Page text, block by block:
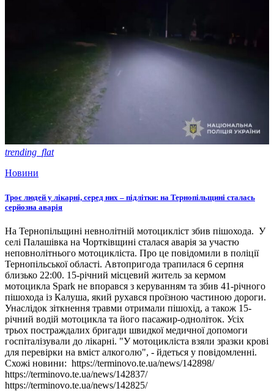
trending_flat
Новини
Троє людей у лікарні, серед них – підлітки: на Тернопільщині сталась
серйозна аварія
На Тернопільщині невнолітній мотоцикліст збив пішохода. У
селі Палашівка на Чортківщині сталася аварія за участю
неповнолітнього мотоцикліста. Про це повідомили в поліції
Тернопільської області. Автопригода трапилася 6 серпня
близько 22:00. 15-річний місцевий житель за кермом
мотоцикла Spark не впорався з керуванням та збив 41-річного
пішохода із Калуша, який рухався проїзною частиною дороги.
Унаслідок зіткнення травми отримали пішохід, а також 15-
річний водій мотоцикла та його пасажир-одноліток. Усіх
трьох постраждалих бригади швидкої медичної допомоги
госпіталізували до лікарні. "У мотоцикліста взяли зразки крові
для перевірки на вміст алкоголю", - йдеться у повідомленні.
Схожі новини: https://terminovo.te.ua/news/142898/
https://terminovo.te.ua/news/142837/
https://terminovo.te.ua/news/142825/